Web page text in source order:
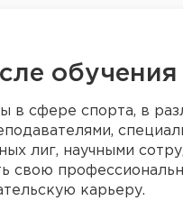
сфере спорта, в
лиг, научными
карьеру.